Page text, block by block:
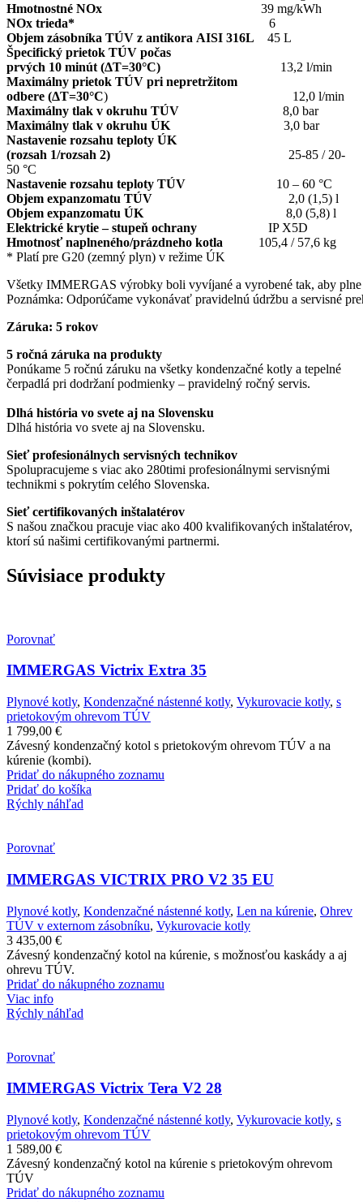
Hmotnostné NOx
39 mg/kWh
NOx trieda* 6
Objem zásobníka TÚV z antikora AISI 316L 45 L
Špecifický prietok TÚV počas
prvých 10 minút (ΔT=30°C) 13,2 l/min
Maximálny prietok TÚV pri nepretržitom
odbere (ΔT=30°C) 12,0 l/min
Maximálny tlak v okruhu TÚV 8,0 bar
Maximálny tlak v okruhu ÚK 3,0 bar
Nastavenie rozsahu teploty ÚK
(rozsah 1/rozsah 2) 25-85 / 20-
50 °C
Nastavenie rozsahu teploty TÚV 10 – 60 °C
Objem expanzomatu TÚV 2,0 (1,5) l
Objem expanzomatu ÚK 8,0 (5,8) l
Elektrické krytie – stupeň ochrany
IP X5D
Hmotnosť naplneného/prázdneho kotla 105,4 / 57,6 kg
* Platí pre G20 (zemný plyn) v režime ÚK
Všetky IMMERGAS výrobky boli vyvíjané a vyrobené tak, aby plne
Poznámka: Odporúčame vykonávať pravidelnú údržbu a servisné
Záruka: 5 rokov
5 ročná záruka na produkty
Ponúkame 5 ročnú záruku na všetky kondenzačné kotly a tepelné
čerpadlá pri dodržaní podmienky – pravidelný ročný servis.
Dlhá história vo svete aj na Slovensku
Dlhá história vo svete aj na Slovensku.
Sieť profesionálnych servisných technikov
Spolupracujeme s viac ako 280timi profesionálnymi servisnými
technikmi s pokrytím celého Slovenska.
Sieť certifikovaných inštalatérov
S našou značkou pracuje viac ako 400 kvalifikovaných inštalatérov,
ktorí sú našimi certifikovanými partnermi.
Súvisiace produkty
Porovnať
IMMERGAS Victrix Extra 35
Plynové kotly, Kondenzačné nástenné kotly, Vykurovacie kotly, s
prietokovým ohrevom TÚV
1 799,00 €
Závesný kondenzačný kotol s prietokovým ohrevom TÚV a na
kúrenie (kombi).
Pridať do nákupného zoznamu
Pridať do košíka
Rýchly náhľad
Porovnať
IMMERGAS VICTRIX PRO V2 35 EU
Plynové kotly, Kondenzačné nástenné kotly, Len na kúrenie, Ohrev
TÚV v externom zásobníku, Vykurovacie kotly
3 435,00 €
Závesný kondenzačný kotol na kúrenie, s možnosťou kaskády a aj
ohrevu TÚV.
Pridať do nákupného zoznamu
Viac info
Rýchly náhľad
Porovnať
IMMERGAS Victrix Tera V2 28
Plynové kotly, Kondenzačné nástenné kotly, Vykurovacie kotly, s
prietokovým ohrevom TÚV
1 589,00 €
Závesný kondenzačný kotol na kúrenie s prietokovým ohrevom
TÚV
Pridať do nákupného zoznamu